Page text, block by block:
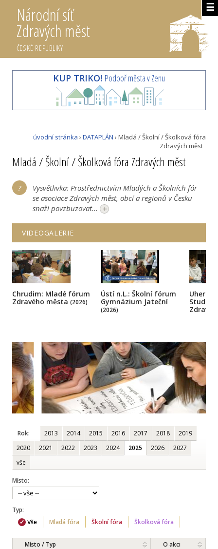
☰
Národní síť
Zdravých měst
ČESKÉ REPUBLIKY
KUP TRIKO! Podpoř města v Zenu
úvodní stránka › DATAPLÁN › Mladá / Školní / Školková fóra
Zdravých měst
Mladá / Školní / Školková fóra Zdravých měst
Vysvětlivka: Prostřednictvím Mladých a Školních fór
se asociace Zdravých měst, obcí a regionů v Česku
snaží povzbuzovat... +
VIDEOGALERIE
Chrudim: Mladé fórum
Zdravého města (2026)
Ústí n.L.: Školní fórum
Gymnázium Jateční
(2026)
Rok: 2013 2014 2015 2016 2017 2018
2019
2020
2021 2022 2023 2024 2025 2026
2027
vše
Místo:
Typ:
Vše
Mladá fóra Školní fóra Školková fóra
Místo / Typ O akci